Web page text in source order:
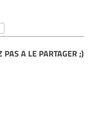
A LE PARTAGER ;)